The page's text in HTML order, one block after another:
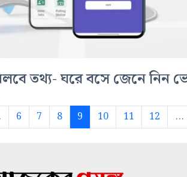
তথ্য- ঘরে বসে জেনে নিন
6 7 8 9 10 11 12 ...